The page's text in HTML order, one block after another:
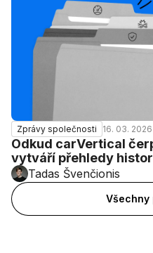
Zprávy společnosti 16. 03. 2026
Odkud carVertical
vytváří přehledy
Tadas Švenčionis
Všechny